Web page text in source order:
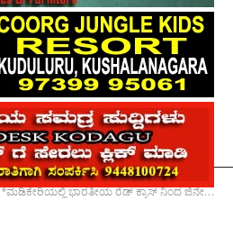
*ಮಡಿಕೇರಿಯಲ್ಲಿ ಭಾರತೀಯ ರೆಡ್ ಕ್ರಾಸ್ ನಿಂದ ಜಿನೇವಾ ಒಪ್ಪಂದ ದಿನಾಚರಣೆ*